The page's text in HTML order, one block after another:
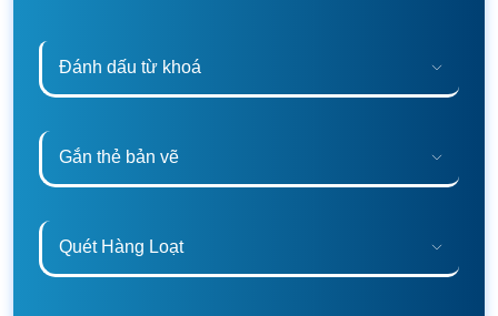
Đánh dấu từ khoá
Gắn thẻ bản vẽ
Quét Hàng Loạt